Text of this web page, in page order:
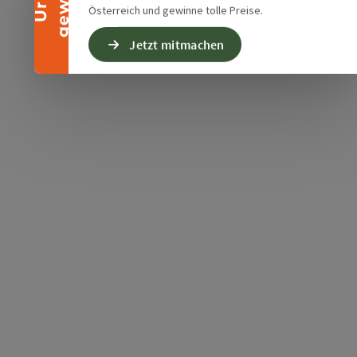
Österreich und gewinne tolle Preise.
Jetzt mitmachen